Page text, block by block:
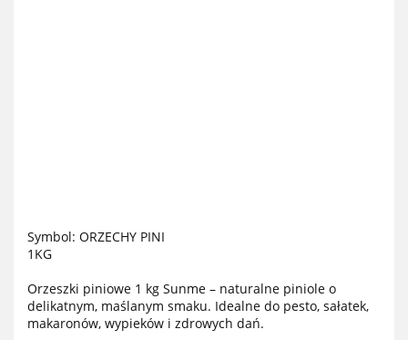
Symbol: ORZECHY PINI
1KG
Orzeszki piniowe 1 kg Sunme – naturalne piniole o
delikatnym, maślanym smaku. Idealne do pesto, sałatek,
makaronów, wypieków i zdrowych dań.